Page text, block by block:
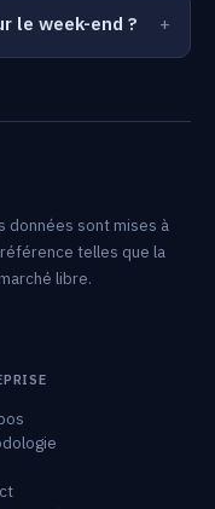
le week-end ?
données sont mises à
telles que la
libre.